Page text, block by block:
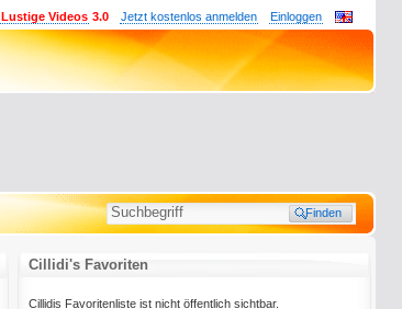
Einloggen
Jetzt kostenlos anmelden
Lustige Videos 3.0
Cillidi's Favoriten
Cillidis Favoritenliste ist nicht öffentlich sichtbar.